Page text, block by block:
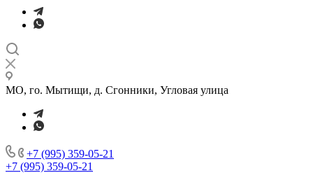
МО, го. Мытищи, д. Сгонники, Угловая улица
+7 (995) 359-05-21
+7 (995) 359-05-21